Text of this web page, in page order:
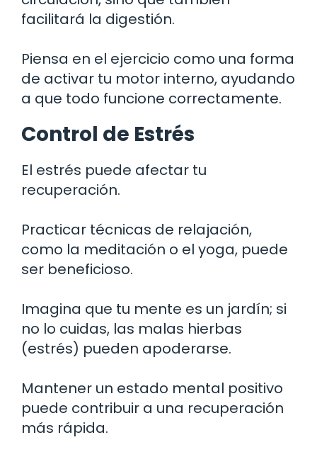
facilitará la digestión.
Piensa en el ejercicio como una forma
de activar tu motor interno, ayudando
a que todo funcione correctamente.
Control de Estrés
El estrés puede afectar tu
recuperación.
Practicar técnicas de relajación,
como la meditación o el yoga, puede
ser beneficioso.
Imagina que tu mente es un jardín; si
no lo cuidas, las malas hierbas
(estrés) pueden apoderarse.
Mantener un estado mental positivo
puede contribuir a una recuperación
más rápida.